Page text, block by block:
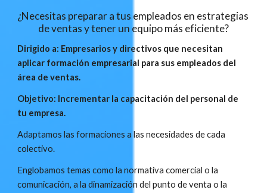
¿Necesitas preparar a tus empleados en estrategias
de ventas y tener un equipo más eficiente?
Dirigido a: Empresarios y directivos que necesitan
aplicar formación empresarial para sus empleados del
área de ventas.
Objetivo: Incrementar la capacitación del personal de
tu empresa.
Adaptamos las formaciones a las necesidades de cada
colectivo.
Englobamos temas como la normativa comercial o la
comunicación, a la dinamización del punto de venta o la